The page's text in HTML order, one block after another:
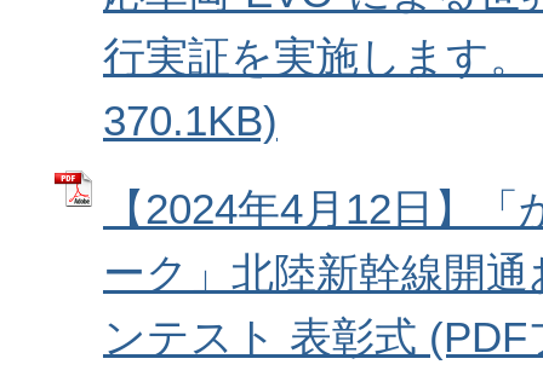
行実証を実施します
370.1KB)
【2024年4月12日】
ーク」北陸新幹線開
ンテスト 表彰式